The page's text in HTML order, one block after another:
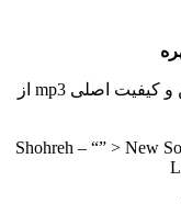
“عزیزم” با صدای شهره با متن و کیفیت اصلی mp3 از
Shohreh – “” > New